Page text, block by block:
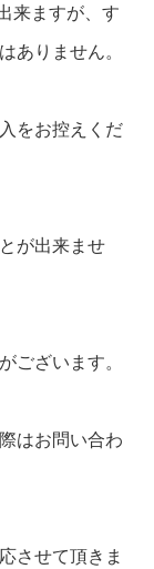
来ますが、す
ありません。
をお控えくだ
が出来ませ
ございます。
はお問い合わ
させて頂きま